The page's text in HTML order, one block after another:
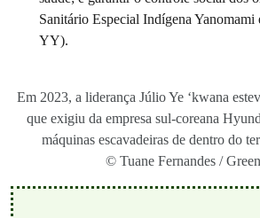
Sanitário Especial Indígena
YY).
Em 2023, a liderança Júlio Ye ‘kwana
que exigiu da empresa sul-coreana
máquinas escavadeiras de dentro do
© Tuane Fernandes /